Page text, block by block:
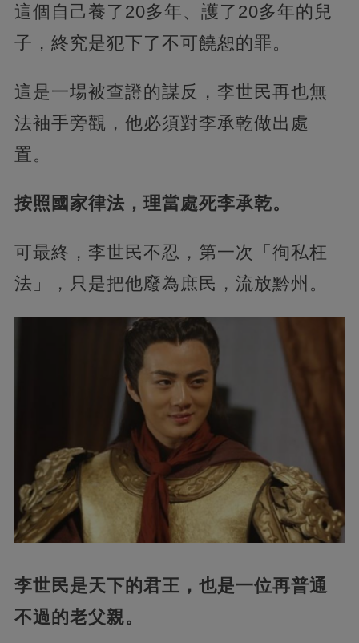
這個自己養了20多年、護了20多年的兒
子，終究是犯下了不可饒恕的罪。
這是一場被查證的謀反，李世民再也無
法袖手旁觀，他必須對李承乾做出處
置。
按照國家律法，理當處死李承乾。
可最終，李世民不忍，第一次「徇私枉
法」，只是把他廢為庶民，流放黔州。
李世民是天下的君王，也是一位再普通
不過的老父親。